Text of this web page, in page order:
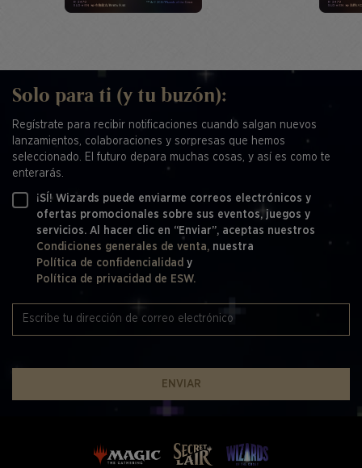
Solo para ti (y tu buzón):
Regístrate para recibir notificaciones cuando salgan nuevos
lanzamientos, colaboraciones y sorpresas que hemos
seleccionado. El futuro depara muchas cosas, y así es como te
enterarás.
¡SÍ! Wizards puede enviarme correos electrónicos y
ofertas promocionales sobre sus eventos, juegos y
servicios. Al hacer clic en “Enviar”, aceptas nuestros
Condiciones generales de venta, nuestra
Política de confidencialidad y
Política de privacidad de ESW.
ENVIAR